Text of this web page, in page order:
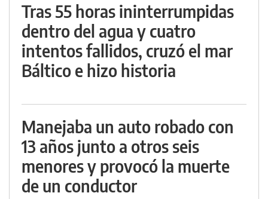
Tras 55 horas ininterrumpidas
dentro del agua y cuatro
intentos fallidos, cruzó el mar
Báltico e hizo historia
Manejaba un auto robado con
13 años junto a otros seis
menores y provocó la muerte
de un conductor